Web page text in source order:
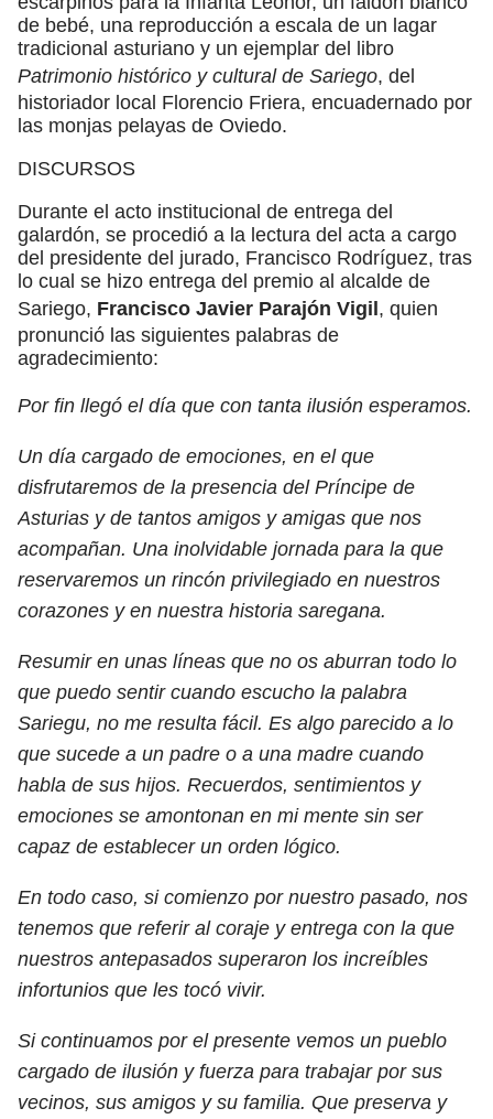
de bebé, una reproducción a escala de un lagar
tradicional asturiano y un ejemplar del libro
Patrimonio histórico y cultural de Sariego, del
historiador local Florencio Friera, encuadernado por
las monjas pelayas de Oviedo.
DISCURSOS
Durante el acto institucional de entrega del
galardón, se procedió a la lectura del acta a cargo
del presidente del jurado, Francisco Rodríguez, tras
lo cual se hizo entrega del premio al alcalde de
Sariego, Francisco Javier Parajón Vigil, quien
pronunció las siguientes palabras de
agradecimiento:
Por fin llegó el día que con tanta ilusión esperamos.
Un día cargado de emociones, en el que
disfrutaremos de la presencia del Príncipe de
Asturias y de tantos amigos y amigas que nos
acompañan. Una inolvidable jornada para la que
reservaremos un rincón privilegiado en nuestros
corazones y en nuestra historia saregana.
Resumir en unas líneas que no os aburran todo lo
que puedo sentir cuando escucho la palabra
Sariegu, no me resulta fácil. Es algo parecido a lo
que sucede a un padre o a una madre cuando
habla de sus hijos. Recuerdos, sentimientos y
emociones se amontonan en mi mente sin ser
capaz de establecer un orden lógico.
En todo caso, si comienzo por nuestro pasado, nos
tenemos que referir al coraje y entrega con la que
nuestros antepasados superaron los increíbles
infortunios que les tocó vivir.
Si continuamos por el presente vemos un pueblo
cargado de ilusión y fuerza para trabajar por sus
vecinos, sus amigos y su familia. Que preserva y